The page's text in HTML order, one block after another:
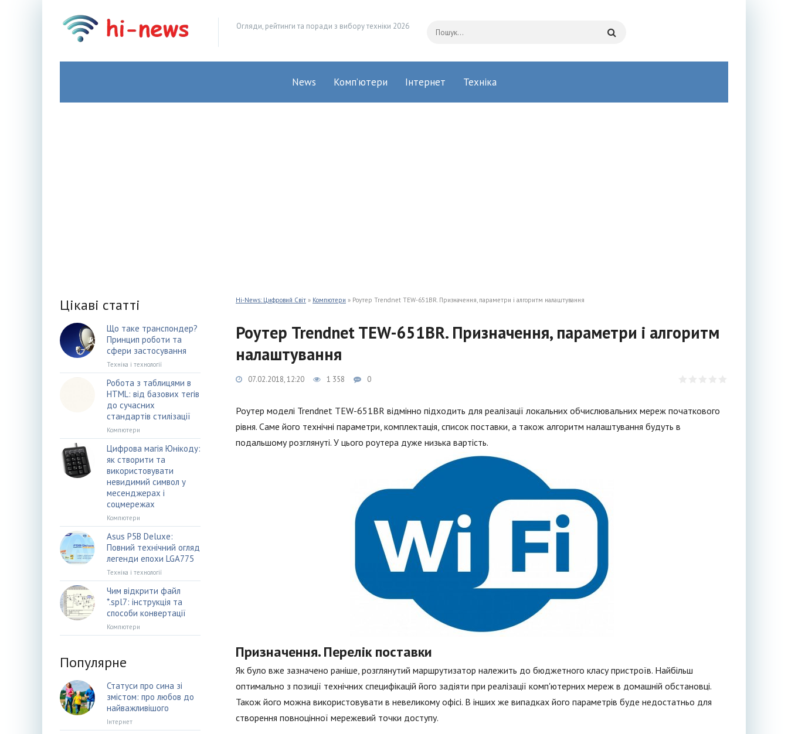
Огляди, рейтинги та поради з вибору техніки 2026
News Комп’ютери Інтернет Техніка
Hi-News: Цифровий Світ » Компютери » Роутер Trendnet TEW-651BR. Призначення, параметри і алгоритм налаштування
Роутер Trendnet TEW-651BR. Призначення, параметри і алгоритм
налаштування
07.02.2018, 12:20 1 358 0
Роутер моделі Trendnet TEW-651BR відмінно підходить для реалізації локальних обчислювальних мереж початкового
рівня. Саме його технічні параметри, комплектація, список поставки, а також алгоритм налаштування будуть в
подальшому розглянуті. У цього роутера дуже низька вартість.
Призначення. Перелік поставки
Як було вже зазначено раніше, розглянутий маршрутизатор належить до бюджетного класу пристроїв. Найбільш
оптимально з позиції технічних специфікацій його задіяти при реалізації комп'ютерних мереж в домашній обстановці.
Також його можна використовувати в невеликому офісі. В інших же випадках його параметрів буде недостатньо для
створення повноцінної мережевий точки доступу.
Цікаві статті
Що таке транспондер?
Принцип роботи та
сфери застосування
Техніка і технології
Робота з таблицями в
HTML: від базових тегів
до сучасних
стандартів стилізації
Компютери
Цифрова магія Юнікоду:
як створити та
використовувати
невидимий символ у
месенджерах і
соцмережах
Компютери
Asus P5B Deluxe:
Повний технічний огляд
легенди епохи LGA775
Техніка і технології
Чим відкрити файл
*.spl7: інструкція та
способи конвертації
Компютери
Популярне
Статуси про сина зі
змістом: про любов до
найважливішого
Інтернет